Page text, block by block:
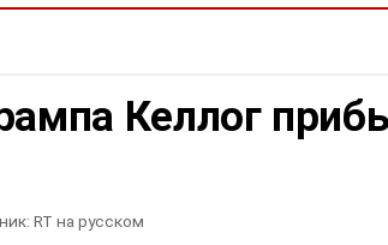
Келлог
RT на русском